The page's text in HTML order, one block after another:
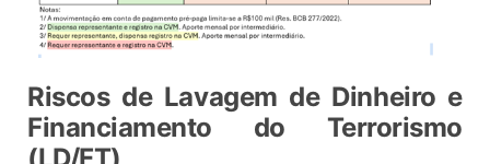
Riscos deLavagem de Dinheiro e
Financiamento do Terrorismo
(LD/FT)